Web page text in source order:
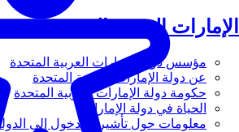
الإمارات العربية المتحدة
مؤسس دولة الإمارات العربية المتحدة
عن دولة الإمارات العربية المتحدة
حكومة دولة الإمارات العربية المتحدة
الحياة في دولة الإمارات
معلومات حول تأشيرة الدخول إلى الدولة